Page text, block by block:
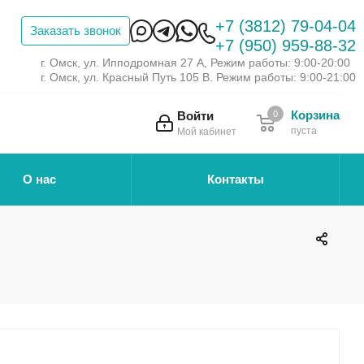
Заказать звонок
+7 (3812) 79-04-04
+7 (950) 959-88-32
г. Омск, ул. Ипподромная 27 А, Режим работы: 9:00-20:00
г. Омск, ул. Красный Путь 105 В. Режим работы: 9:00-21:00
Войти
Мой кабинет
Корзина
пуста
0
О нас Контакты